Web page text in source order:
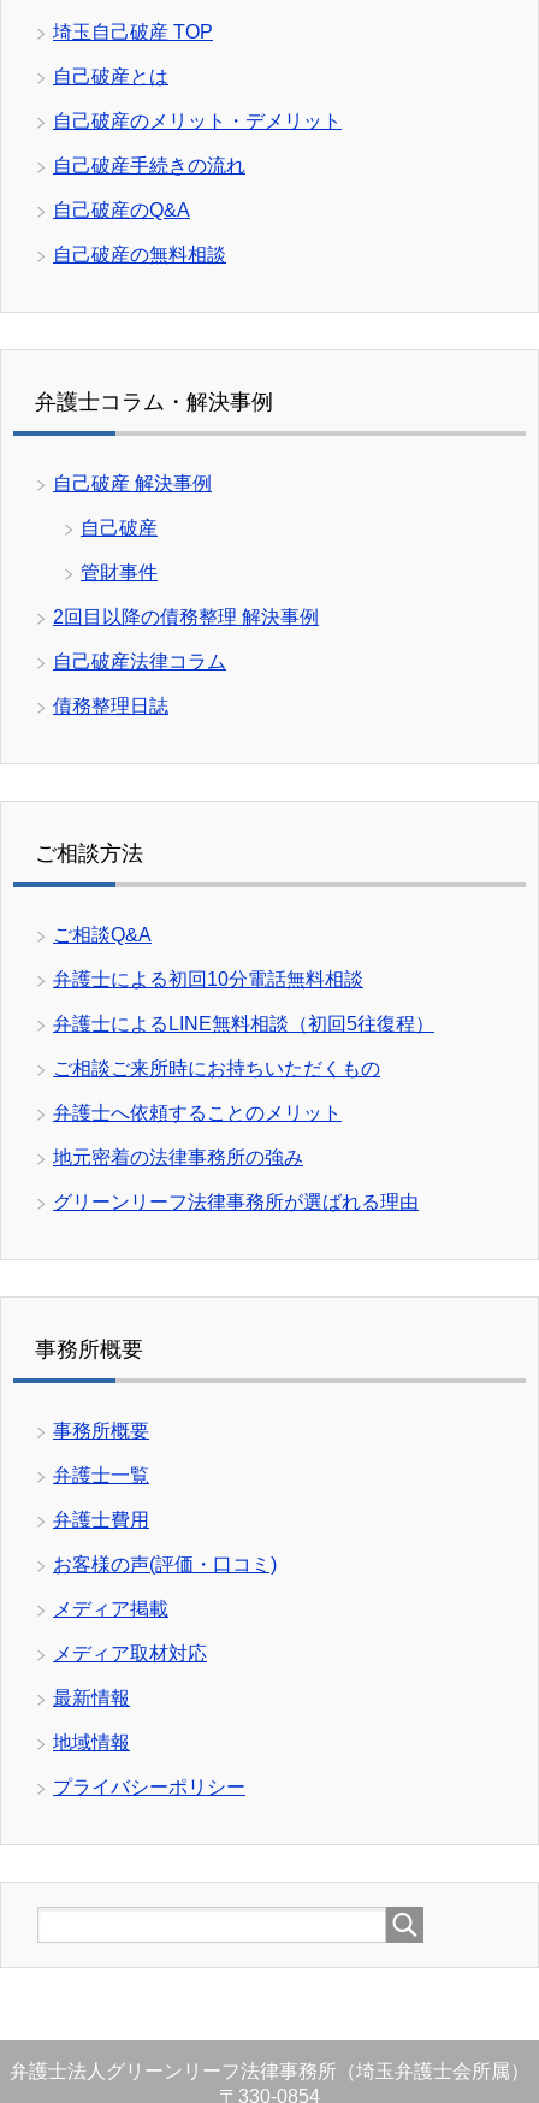
埼玉自己破産 TOP
自己破産とは
自己破産のメリット・デメリット
自己破産手続きの流れ
自己破産のQ&A
自己破産の無料相談
弁護士コラム・解決事例
自己破産 解決事例
自己破産
管財事件
2回目以降の債務整理 解決事例
自己破産法律コラム
債務整理日誌
ご相談方法
ご相談Q&A
弁護士による初回10分電話無料相談
弁護士によるLINE無料相談（初回5往復程）
ご相談ご来所時にお持ちいただくもの
弁護士へ依頼することのメリット
地元密着の法律事務所の強み
グリーンリーフ法律事務所が選ばれる理由
事務所概要
事務所概要
弁護士一覧
弁護士費用
お客様の声(評価・口コミ)
メディア掲載
メディア取材対応
最新情報
地域情報
プライバシーポリシー
弁護士法人グリーンリーフ法律事務所（埼玉弁護士会所属）
〒330-0854